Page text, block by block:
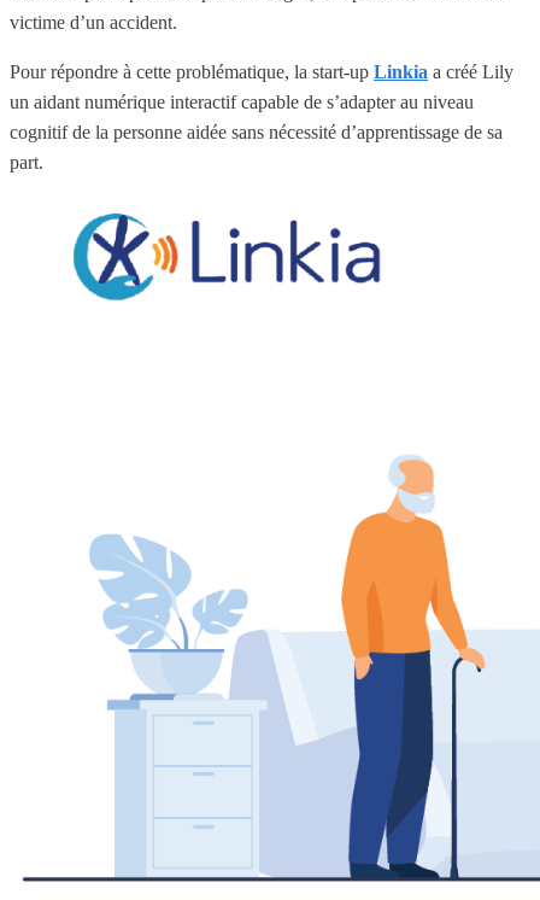
victime d’un accident.
Pour répondre à cette problématique, la start-up Linkia a créé Lily
un aidant numérique interactif capable de s’adapter au niveau
cognitif de la personne aidée sans nécessité d’apprentissage de sa
part.